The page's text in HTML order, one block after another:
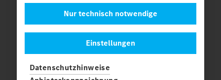
Einstellungen
Nur technisch notwendige
Datenschutzhinweise
Kontakt
Datenschutz
Einstellungen
© 2026 Daimler Truck AG. Alle Rechte vorbehalten.
Mercedes-Benz sind Marken der